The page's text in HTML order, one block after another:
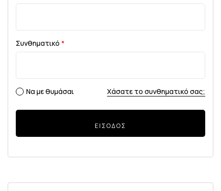
Συνθηματικό *
Επιλογές σύνδεσης
Να με θυμάσαι Χάσατε το συνθηματικό σας;